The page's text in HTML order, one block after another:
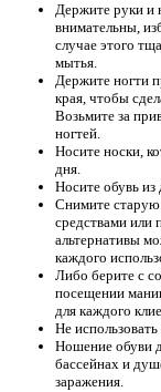
Держите руки и
внимательны,
случае этого
мытья.
Держите ногти
края, чтобы
Возьмите за
ногтей.
Носите носки,
дня.
Носите обувь
Снимите
средствами или
альтернативы
каждого
Либо берите с
посещении
для каждого
Не
Ношение обуви
бассейнах и
заражения.